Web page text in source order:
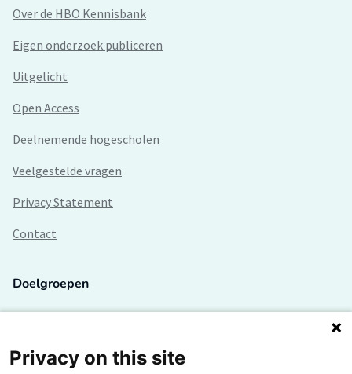
Over de HBO Kennisbank
Eigen onderzoek publiceren
Uitgelicht
Open Access
Deelnemende hogescholen
Veelgestelde vragen
Privacy Statement
Contact
Doelgroepen
Lectoren en onderzoekers
Privacy on this site